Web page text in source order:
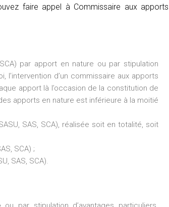
faire appel à Commissaire aux apports
par apport en nature ou par stipulation
l’intervention d’un commissaire aux apports
apport là l’occasion de la constitution de
apports en nature est inférieure à la moitié
SAS, SCA), réalisée soit en totalité, soit
SCA) ;
SAS, SCA).